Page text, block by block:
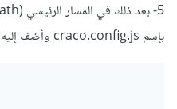
بإسم craco.config.js وأضف إليه الكود التالي: